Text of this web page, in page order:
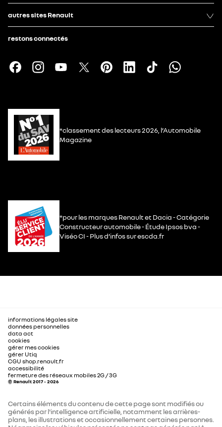
autres sites Renault
restons connectés
*classement des lecteurs 2026, l’Automobile
Magazine
*pour les marques Renault et Dacia - Catégorie
Constructeur automobile - Étude Ipsos bva -
Viséo CI - Plus d’infos sur escda.fr
informations légales site
données personnelles
data act
cookies
gérer mes cookies
gérer Utiq
CGU shop.renault.fr
accessibilité
fermeture des réseaux mobiles 2G / 3G
© Renault 2017 - 2026
Certains éléments du contenu de cette page sont modifiés ou
générés par l'intelligence artificielle, notamment les arrières-
plans, les illustrations et occasionnellement certaines personnes.